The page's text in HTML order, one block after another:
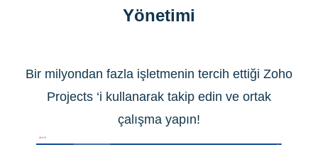
Yönetimi
Bir milyondan fazla işletmenin tercih ettiği Zoho
Projects ‘i kullanarak takip edin ve ortak
çalışma yapın!